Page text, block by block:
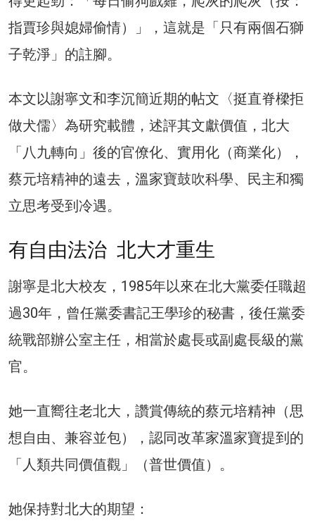
指賈珍與媳婦偷情）」，這就是「只有兩個石獅
子乾淨」的註腳。
本文以謝寧文和李沉簡近期的帖文〈挺直脊樑拒
做犬儒〉為研究載體，述評其文獻價值，北大
「八九轉向」後的官僚化、實用化（商業化），
蔡元培精神的遠去，溫家寶鼓吹科學、民主和獨
立思考受到冷遇。
有自由法治 北大才重生
謝寧是北大校友，1985年以來在北大黨委任職超
過30年，曾任黨委書記王學珍的秘書，後任黨委
統戰部辦公室主任，相當於處長或副處長級的黨
官。
她一直嚮往老北大，讚賞傳統的蔡元培精神（思
想自由、兼容並包），認同改革家溫家寶提到的
「人類共同價值觀」（普世價值）。
她保持對北大的期望：